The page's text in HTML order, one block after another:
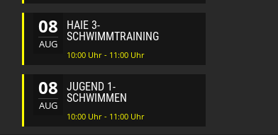
08
AUG
HAIE 3-
SCHWIMMTRAINING
10:00 Uhr - 11:00 Uhr
08
AUG
JUGEND 1-
SCHWIMMEN
10:00 Uhr - 11:00 Uhr